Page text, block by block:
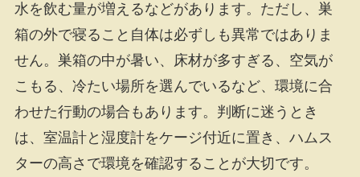
水を飲む量が増えるなどがあります。ただし、巣
箱の外で寝ること自体は必ずしも異常ではありま
せん。巣箱の中が暑い、床材が多すぎる、空気が
こもる、冷たい場所を選んでいるなど、環境に合
わせた行動の場合もあります。判断に迷うとき
は、室温計と湿度計をケージ付近に置き、ハムス
ターの高さで環境を確認することが大切です。